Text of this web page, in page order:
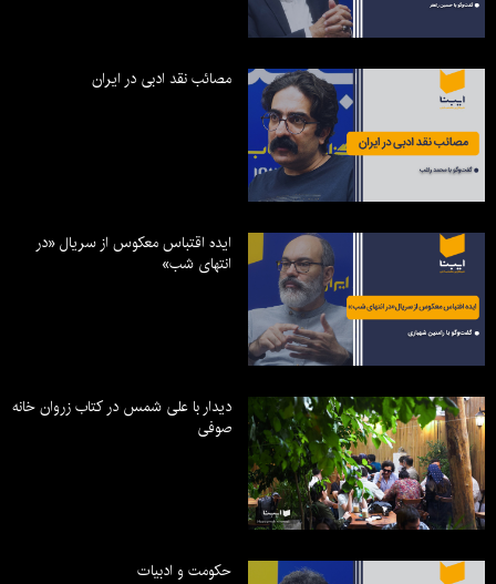
مصائب نقد ادبی در ایران
ایده اقتباس معکوس از سریال «در
انتهای شب»
دیدار با علی شمس در کتاب زروان خانه
صوفی
حکومت و ادبیات